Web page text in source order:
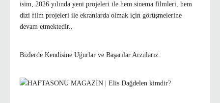
isim, 2026 yılında yeni projeleri ile hem sinema filmleri, hem
dizi film projeleri ile ekranlarda olmak için görüşmelerine
devam etmektedir..
Bizlerde Kendisine Uğurlar ve Başarılar Arzularız.